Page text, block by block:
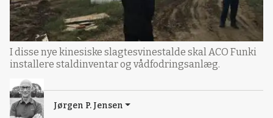
I disse nye kinesiske slagtesvinestalde skal ACO Funki
installere staldinventar og vådfodringsanlæg.
Jørgen P. Jensen